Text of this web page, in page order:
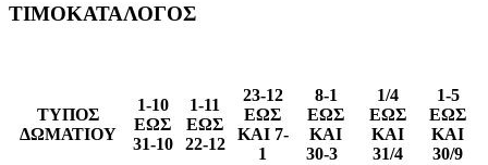
ΤΙΜΟΚΑΤΑΛΟΓΟΣ
ΤΥΠΟΣ
ΔΩΜΑΤΙΟΥ
1-10
ΕΩΣ
31-10
1-11
ΕΩΣ
22-12
23-12
ΕΩΣ
ΚΑΙ 7-
1
8-1
ΕΩΣ
ΚΑΙ
30-3
1/4
ΕΩΣ
ΚΑΙ
31/4
1-5
ΕΩΣ
ΚΑΙ
30/9